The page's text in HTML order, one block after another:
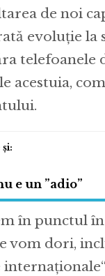
de noi
evoluție
telefoanele
acestuia,
e un ”adio”
în punctul
vom dori,